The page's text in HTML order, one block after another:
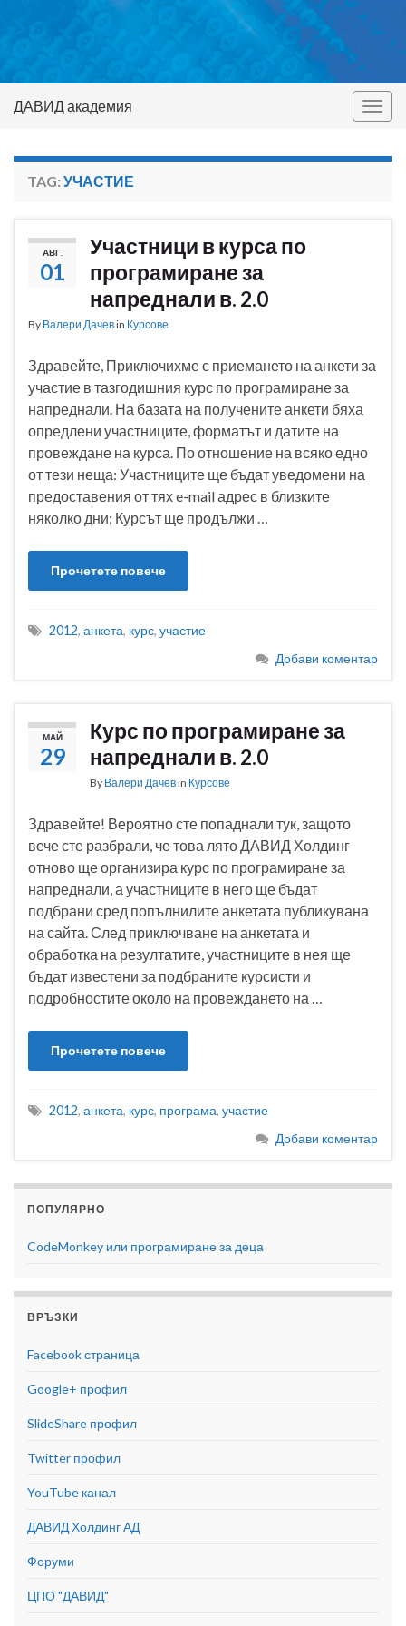
ДАВИД академия
TAG: УЧАСТИЕ
АВГ.
01
Участници в курса по
програмиране за
напреднали в. 2.0
By Валери Дачевin Курсове
Здравейте, Приключихме с приемането на анкети за
участие в тазгодишния курс по програмиране за
напреднали. На базата на получените анкети бяха
опредлени участниците, форматът и датите на
провеждане на курса. По отношение на всяко едно
от тези неща: Участниците ще бъдат уведомени на
предоставения от тях e-mail адрес в близките
няколко дни; Курсът ще продължи …
Прочетете повече
2012, анкета, курс, участие
Добави коментар
МАЙ
29
Курс по програмиране за
напреднали в. 2.0
By Валери Дачевin Курсове
Здравейте! Вероятно сте попаднали тук, защото
вече сте разбрали, че това лято ДАВИД Холдинг
отново ще организира курс по програмиране за
напреднали, а участниците в него ще бъдат
подбрани сред попълнилите анкетата публикувана
на сайта. След приключване на анкетата и
обработка на резултатите, участниците в нея ще
бъдат известени за подбраните курсисти и
подробностите около на провеждането на …
Прочетете повече
2012, анкета, курс, програма, участие
Добави коментар
ПОПУЛЯРНО
CodeMonkey или програмиране за деца
ВРЪЗКИ
Facebook страница
Google+ профил
SlideShare профил
Twitter профил
YouTube канал
ДАВИД Холдинг АД
Форуми
ЦПО "ДАВИД"